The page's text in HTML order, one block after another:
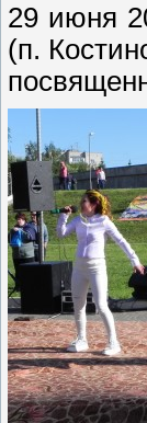
29 июня
(п.